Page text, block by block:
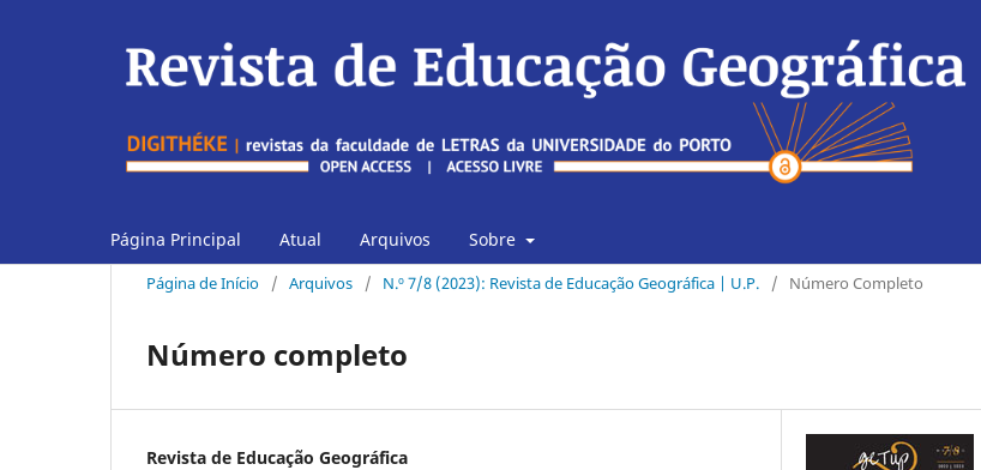
Página Principal Atual Arquivos Sobre
Página de Início / Arquivos / N.º 7/8 (2023): Revista de Educação Geográfica | U.P. / Número Completo
Número completo
Revista de Educação Geográfica